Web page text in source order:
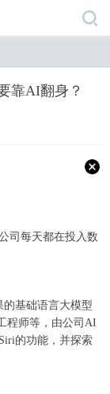
靠AI翻身？
司每天都在投入数
的基础语言大模型
程师等，由公司AI
的功能，并探索